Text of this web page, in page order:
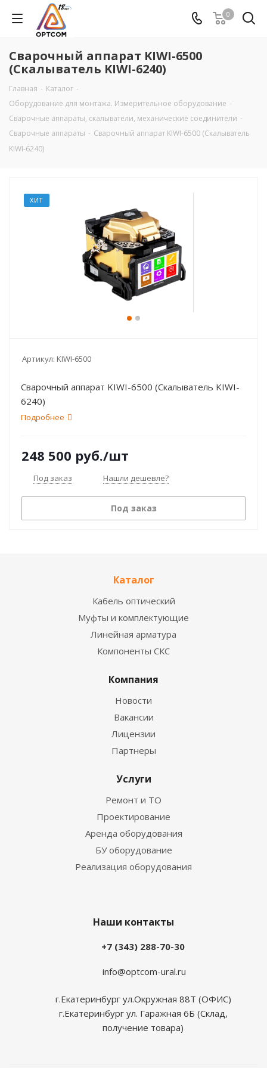
0
Сварочный аппарат KIWI-6500
(Скалыватель KIWI-6240)
Главная - Каталог -
Оборудование для монтажа. Измерительное оборудование -
Сварочные аппараты, скалыватели, механические соединители -
Сварочные аппараты - Сварочный аппарат KIWI-6500 (Скалыватель
KIWI-6240)
ХИТ
Артикул: KIWI-6500
Сварочный аппарат KIWI-6500 (Скалыватель KIWI-
6240)
Подробнее
248 500 руб./шт
Под заказ Нашли дешевле?
Под заказ
Каталог
Кабель оптический
Муфты и комплектующие
Линейная арматура
Компоненты СКС
Компания
Новости
Вакансии
Лицензии
Партнеры
Услуги
Ремонт и ТО
Проектирование
Аренда оборудования
БУ оборудование
Реализация оборудования
Наши контакты
+7 (343) 288-70-30
info@optcom-ural.ru
г.Екатеринбург ул.Окружная 88Т (ОФИС)
г.Екатеринбург ул. Гаражная 6Б (Склад,
получение товара)